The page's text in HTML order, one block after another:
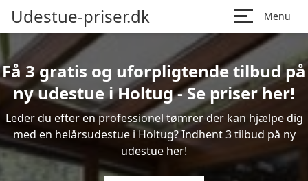
Udestue-priser.dk Menu
Få 3 gratis og uforpligtende tilbud på
ny udestue i Holtug - Se priser her!
Leder du efter en professionel tømrer der kan hjælpe dig
med en helårsudestue i Holtug? Indhent 3 tilbud på ny
udestue her!